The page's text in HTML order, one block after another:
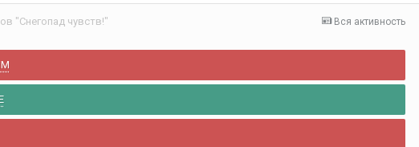
Вся активность
"Снегопад чувств!"